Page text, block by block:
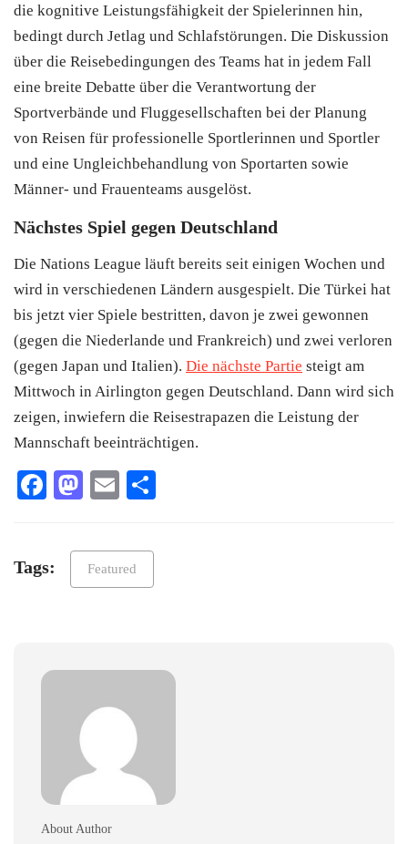
die kognitive Leistungsfähigkeit der Spielerinnen hin,
bedingt durch Jetlag und Schlafstörungen. Die Diskussion
über die Reisebedingungen des Teams hat in jedem Fall
eine breite Debatte über die Verantwortung der
Sportverbände und Fluggesellschaften bei der Planung
von Reisen für professionelle Sportlerinnen und Sportler
und eine Ungleichbehandlung von Sportarten sowie
Männer- und Frauenteams ausgelöst.
Nächstes Spiel gegen Deutschland
Die Nations League läuft bereits seit einigen Wochen und
wird in verschiedenen Ländern ausgespielt. Die Türkei hat
bis jetzt vier Spiele bestritten, davon je zwei gewonnen
(gegen die Niederlande und Frankreich) und zwei verloren
(gegen Japan und Italien). Die nächste Partie steigt am
Mittwoch in Airlington gegen Deutschland. Dann wird sich
zeigen, inwiefern die Reisestrapazen die Leistung der
Mannschaft beeinträchtigen.
Facebook
Mastodon
Email
Tags: Featured
About Author